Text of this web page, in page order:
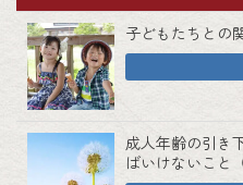
子どもたちとの
成人年齢の引き
ばいけないこと